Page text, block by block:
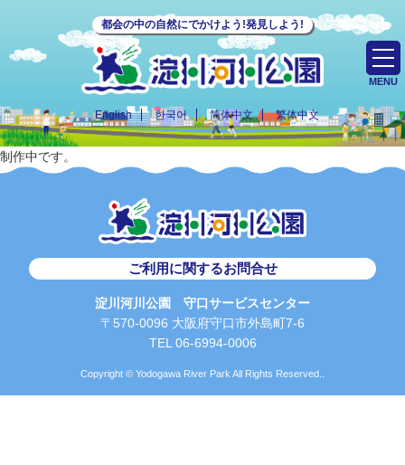
都会の中の自然にでかけよう!発見しよう!
English 한국어 简体中文 繁体中文
MENU
制作中です。
ご利用に関するお問合せ
淀川河川公園 守口サービスセンター
〒570-0096 大阪府守口市外島町7-6
TEL 06-6994-0006
Copyright © Yodogawa River Park All Rights Reserved..